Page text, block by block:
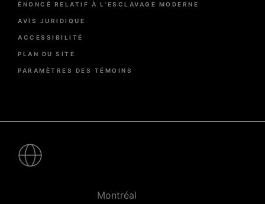
ÉNONCÉ RELATIF À L’ESCLAVAGE MODERNE
AVIS JURIDIQUE
ACCESSIBILITÉ
PLAN DU SITE
PARAMÈTRES DES TÉMOINS
Montréal